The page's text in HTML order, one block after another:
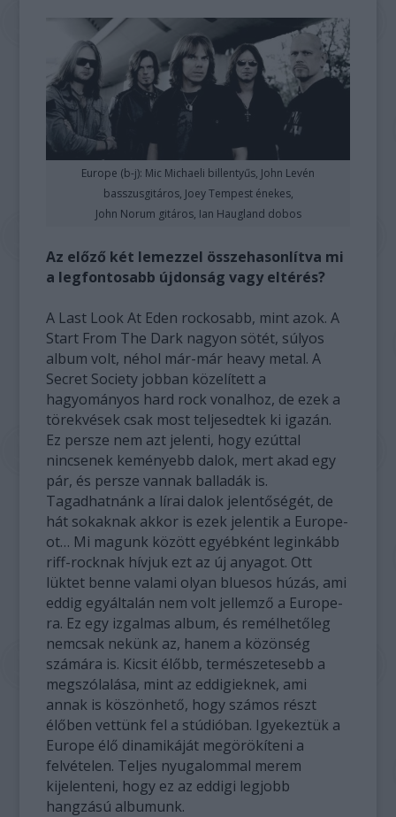
Europe (b-j): Mic Michaeli billentyűs, John Levén
basszusgitáros, Joey Tempest énekes,
John Norum gitáros, Ian Haugland dobos
Az előző két lemezzel összehasonlítva mi
a legfontosabb újdonság vagy eltérés?
A Last Look At Eden rockosabb, mint azok. A
Start From The Dark nagyon sötét, súlyos
album volt, néhol már-már heavy metal. A
Secret Society jobban közelített a
hagyományos hard rock vonalhoz, de ezek a
törekvések csak most teljesedtek ki igazán.
Ez persze nem azt jelenti, hogy ezúttal
nincsenek keményebb dalok, mert akad egy
pár, és persze vannak balladák is.
Tagadhatnánk a lírai dalok jelentőségét, de
hát sokaknak akkor is ezek jelentik a Europe-
ot… Mi magunk között egyébként leginkább
riff-rocknak hívjuk ezt az új anyagot. Ott
lüktet benne valami olyan bluesos húzás, ami
eddig egyáltalán nem volt jellemző a Europe-
ra. Ez egy izgalmas album, és remélhetőleg
nemcsak nekünk az, hanem a közönség
számára is. Kicsit élőbb, természetesebb a
megszólalása, mint az eddigieknek, ami
annak is köszönhető, hogy számos részt
élőben vettünk fel a stúdióban. Igyekeztük a
Europe élő dinamikáját megörökíteni a
felvételen. Teljes nyugalommal merem
kijelenteni, hogy ez az eddigi legjobb
hangzású albumunk.